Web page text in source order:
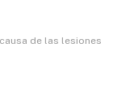
de las lesiones